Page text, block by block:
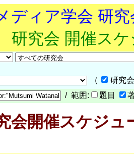
ディア学会 研
研究会 開催ス
（
研究
/ 範囲: 題目
会開催スケジュ